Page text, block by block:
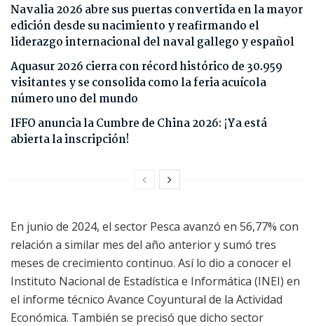
Navalia 2026 abre sus puertas convertida en la mayor
edición desde su nacimiento y reafirmando el
liderazgo internacional del naval gallego y español
Aquasur 2026 cierra con récord histórico de 30.959
visitantes y se consolida como la feria acuícola
número uno del mundo
IFFO anuncia la Cumbre de China 2026: ¡Ya está
abierta la inscripción!
En junio de 2024, el sector Pesca avanzó en 56,77% con
relación a similar mes del año anterior y sumó tres
meses de crecimiento continuo. Así lo dio a conocer el
Instituto Nacional de Estadística e Informática (INEI) en
el informe técnico Avance Coyuntural de la Actividad
Económica. También se precisó que dicho sector